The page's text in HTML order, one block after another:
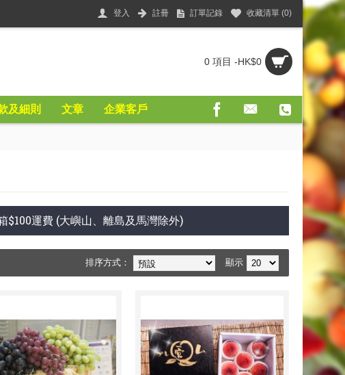
登入 註冊 訂單記錄 收藏清單 (0)
0 項目 -HK$0
及細則 文章 企業客戶
$100運費 (大嶼山、離島及馬灣除外)
顯示
排序方式：